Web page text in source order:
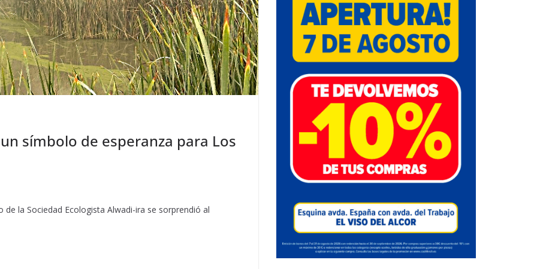
símbolo de esperanza para Los
la Sociedad Ecologista Alwadi-ira se sorprendió al